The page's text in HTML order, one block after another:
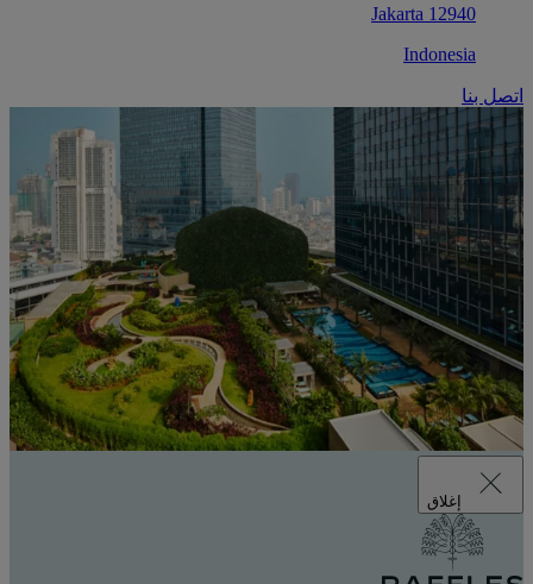
12940 Jakarta
Indonesia
اتصل بنا
إغلاق